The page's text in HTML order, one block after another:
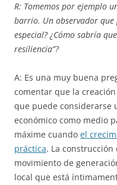
R: Tomemos por ejemplo
barrio. Un observador que
especial? ¿Cómo sabría
resiliencia”?
A: Es una muy buena
comentar que la
que puede considerarse
económico como medio
máxime cuando el
práctica. La
movimiento de
local que está